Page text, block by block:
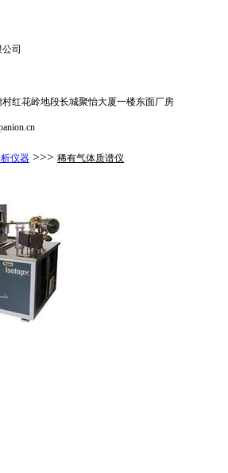
司
塘村红花岭地段长城聚怡大厦一楼东面厂房
仪器 >>> 稀有气体质谱仪